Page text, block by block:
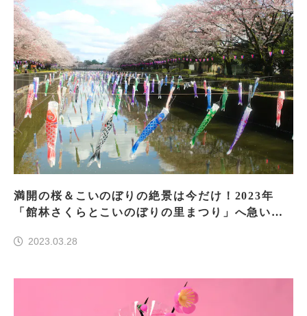
満開の桜＆こいのぼりの絶景は今だけ！2023年
「館林さくらとこいのぼりの里まつり」へ急い
2023.03.28